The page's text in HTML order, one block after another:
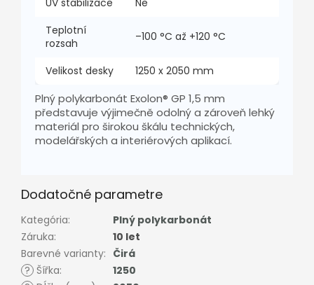
Teplotní
rozsah
–100 °C až +120 °C
Velikost desky 1250 x 2050 mm
Plný polykarbonát Exolon® GP 1,5 mm
představuje výjimečně odolný a zároveň lehký
materiál pro širokou škálu technických,
modelářských a interiérových aplikací.
Dodatočné parametre
Kategória:
Plný polykarbonát
Záruka:
10 let
Barevné varianty: Čirá
? Šířka:
1250